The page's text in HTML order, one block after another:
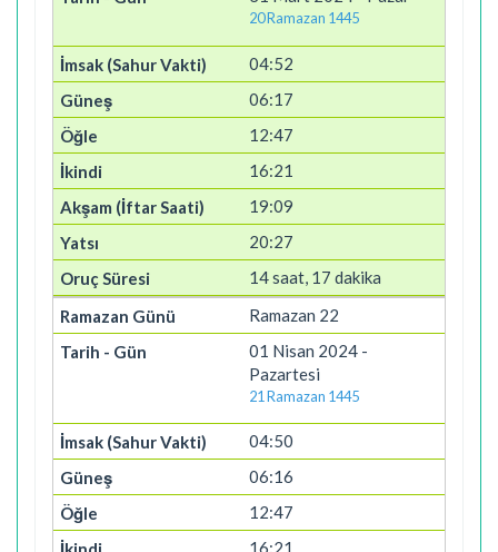
20 Ramazan 1445
04:52
06:17
12:47
16:21
19:09
20:27
14 saat, 17 dakika
Ramazan 22
01 Nisan 2024 -
Pazartesi
21 Ramazan 1445
04:50
06:16
12:47
16:21